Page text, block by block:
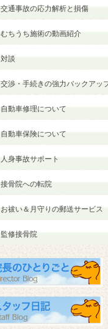
交通事故の応力解析と損傷
むちうち施術の動画紹介
対談
交渉・手続きの強力バックアッ
自動車修理について
自動車保険について
人身事故サポート
接骨院への転院
お祓い＆月守りの郵送サービス
監修接骨院